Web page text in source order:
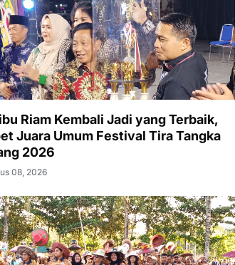
Riam Kembali Jadi yang Terbaik,
Juara Umum Festival Tira Tangka
2026
08, 2026